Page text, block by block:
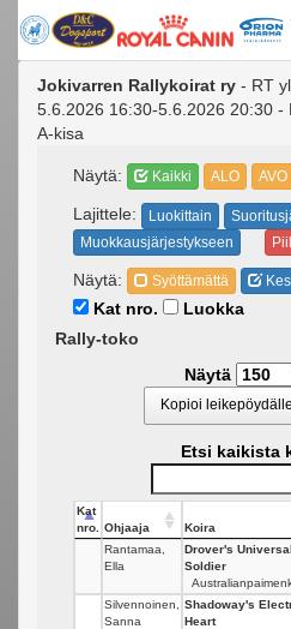
Jokivarren Rallykoirat ry - RT
5.6.2026 16:30-5.6.2026 20:30 -
A-kisa
Näytä: Kaikki ALO AVO
Lajittele: Luokittain
Muokkausjärjestykseen
Näytä: Syöttämättä
Kat nro.
Luokka
Rally-toko
Näytä
Kopioi
Etsi kaikista
Kat
nro.
Ohjaaja Koira
Rantamaa,
Ella
Drover's Universal
Soldier
Silvennoinen,
Sanna
Shadoway's
Heart